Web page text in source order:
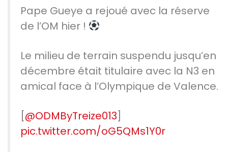
Pape Gueye a rejoué avec la réserve
de l’OM hier !
Le milieu de terrain suspendu jusqu’en
décembre était titulaire avec la N3 en
amical face à l’Olympique de Valence.
[@ODMByTreize013]
pic.twitter.com/oG5QMs1Y0r